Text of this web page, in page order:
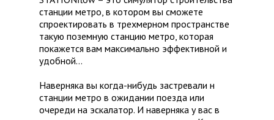
станции метро, в котором вы сможете
спроектировать в трехмерном пространстве
такую поземную станцию метро, которая
покажется вам максимально эффективной и
удобной…
Наверняка вы когда-нибудь застревали н
станции метро в ожидании поезда или
очереди на эскалатор. И наверняка у вас в